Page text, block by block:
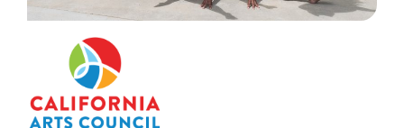
الثقافة هي أقوى دلالة على هوية كاليفورنيا. وباعتبارها
وكالة حكومية، يدعم مجلس الفنون في كاليفورنيا
البنية الأساسية والبرامج الفنية المحلية على مستوى